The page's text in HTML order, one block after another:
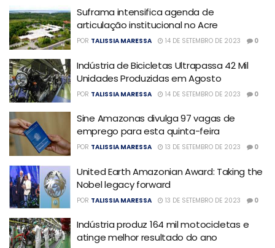
Suframa intensifica agenda de
articulação institucional no Acre
POR TALISSIA MARESSA 14 DE SETEMBRO DE 2023 0
Indústria de Bicicletas Ultrapassa 42 Mil
Unidades Produzidas em Agosto
POR TALISSIA MARESSA 14 DE SETEMBRO DE 2023 0
Sine Amazonas divulga 97 vagas de
emprego para esta quinta-feira
POR TALISSIA MARESSA 13 DE SETEMBRO DE 2023 0
United Earth Amazonian Award: Taking the
Nobel legacy forward
POR TALISSIA MARESSA 13 DE SETEMBRO DE 2023 0
Indústria produz 164 mil motocicletas e
atinge melhor resultado do ano